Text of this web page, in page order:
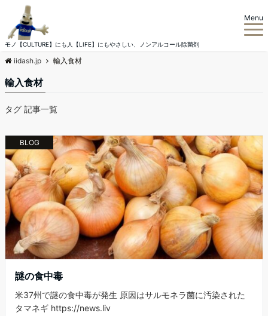
モノ【CULTURE】にも人【LIFE】にもやさしい、ノンアルコール除菌剤
Menu
iidash.jp 輸入食材
輸入食材
タグ 記事一覧
BLOG
謎の食中毒
米37州で謎の食中毒が発生 原因はサルモネラ菌に汚染された
タマネギ https://news.liv